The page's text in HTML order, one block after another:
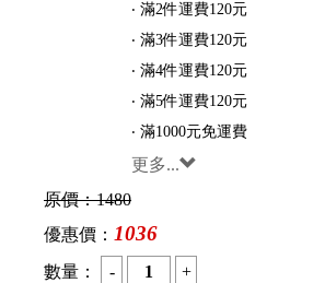
‧ 滿2件運費120元
‧ 滿3件運費120元
‧ 滿4件運費120元
‧ 滿5件運費120元
‧ 滿1000元免運費
更多...
原價：1480
優惠價： 1036
數量：